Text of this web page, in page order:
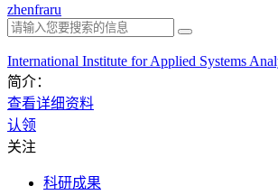
zhenfraru
International Institute for Applied Systems
简介：
查看详细资料
认领
关注
科研成果